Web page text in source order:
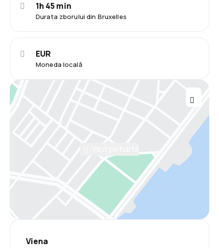
Durata zborului din Bruxelles
1h 45 min
Moneda locală
EUR
Viena